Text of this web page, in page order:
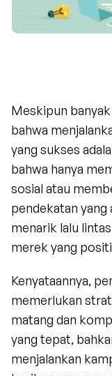
Meskipun
bahwa
yang sukses
bahwa hanya
sosial atau
pendekatan
menarik lalu
merek yang
Kenyataannya,
memerlukan
matang dan
yang tepat,
menjalankan